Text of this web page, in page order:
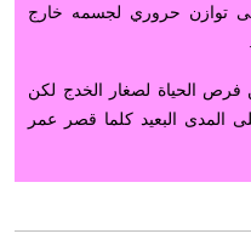
توازن حروري لجسمه خارج
فرص الحياة لصغار الخدج لكن
المدى البعيد كلما قصر عمر